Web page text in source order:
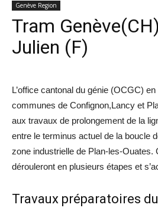
Genève Region
Tram
Julien (F)
L’office cantonal du génie (OCGC)
communes de Confignon,Lancy et
aux travaux de prolongement de la
entre le terminus actuel de la boucle
zone industrielle de Plan-les-Ouates.
dérouleront en plusieurs étapes et
Travaux préparatoires